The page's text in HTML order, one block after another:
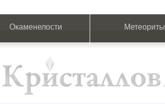
Окаменелости Метеориты